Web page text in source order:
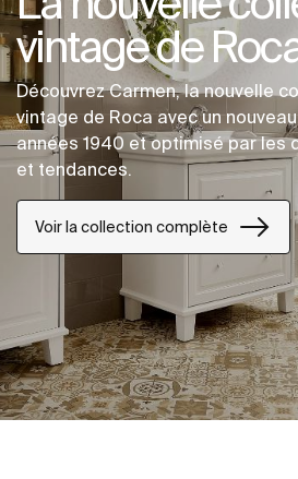
vintage de
Découvrez Carmen, la nouvelle
vintage de Roca avec un
années 1940 et optimisé par les
et tendances.
Voir la collection complète